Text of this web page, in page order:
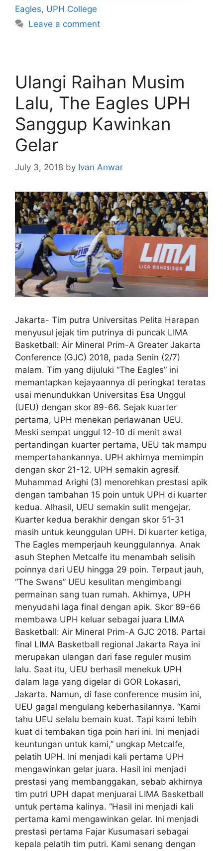
Eagles, UPH College
Leave a comment
Ulangi Raihan Musim
Lalu, The Eagles UPH
Sanggup Kawinkan
Gelar
July 3, 2018 by Ivan Anwar
Jakarta- Tim putra Universitas Pelita Harapan
menyusul jejak tim putrinya di puncak LIMA
Basketball: Air Mineral Prim-A Greater Jakarta
Conference (GJC) 2018, pada Senin (2/7)
malam. Tim yang dijuluki “The Eagles” ini
memantapkan kejayaannya di peringkat teratas
usai menundukkan Universitas Esa Unggul
(UEU) dengan skor 89-66. Sejak kuarter
pertama, UPH menekan perlawanan UEU.
Meski sempat unggul 12-10 di menit awal
pertandingan kuarter pertama, UEU tak mampu
mempertahankannya. UPH akhirnya memimpin
dengan skor 21-12. UPH semakin agresif.
Muhammad Arighi (3) menorehkan prestasi apik
dengan tambahan 15 poin untuk UPH di kuarter
kedua. Alhasil, UEU semakin sulit mengejar.
Kuarter kedua berakhir dengan skor 51-31
masih untuk keunggulan UPH. Di kuarter ketiga,
The Eagles memperjauh keunggulannya. Anak
asuh Stephen Metcalfe itu menambah selisih
poinnya dari UEU hingga 29 poin. Terpaut jauh,
“The Swans” UEU kesulitan mengimbangi
permainan sang tuan rumah. Akhirnya, UPH
menyudahi laga final dengan apik. Skor 89-66
membawa UPH keluar sebagai juara LIMA
Basketball: Air Mineral Prim-A GJC 2018. Partai
final LIMA Basketball regional Jakarta Raya ini
merupakan ulangan dari fase reguler musim
lalu. Saat itu, UEU berhasil menekuk UPH
dalam laga yang digelar di GOR Lokasari,
Jakarta. Namun, di fase conference musim ini,
UEU gagal mengulang keberhasilannya. “Kami
tahu UEU selalu bemain kuat. Tapi kami lebih
kuat di tembakan tiga poin hari ini. Ini menjadi
keuntungan untuk kami,” ungkap Metcalfe,
pelatih UPH. Ini menjadi kali pertama UPH
mengawinkan gelar juara. Hasil ini menjadi
prestasi yang membanggakan, sebab akhirnya
tim putri UPH dapat menjuarai LIMA Basketball
untuk pertama kalinya. “Hasil ini menjadi kali
pertama kami mengawinkan gelar. Ini menjadi
prestasi pertama Fajar Kusumasari sebagai
kepala pelatih tim putri. Kami senang dengan